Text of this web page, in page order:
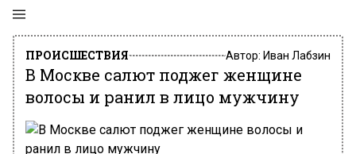
ПРОИСШЕСТВИЯ Автор: Иван Лабзин
В Москве салют поджег женщине
волосы и ранил в лицо мужчину